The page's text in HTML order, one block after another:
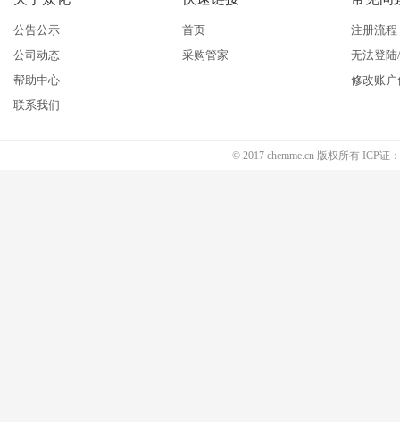
公告公示
公司动态
帮助中心
联系我们
首页
采购管家
注册流程
无法登
修改账户
© 2017 chemme.cn 版权所有 ICP证：